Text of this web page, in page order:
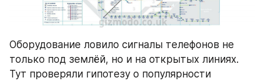
Оборудование ловило сигналы телефонов не
только под землёй, но и на открытых линиях.
Тут проверяли гипотезу о популярности